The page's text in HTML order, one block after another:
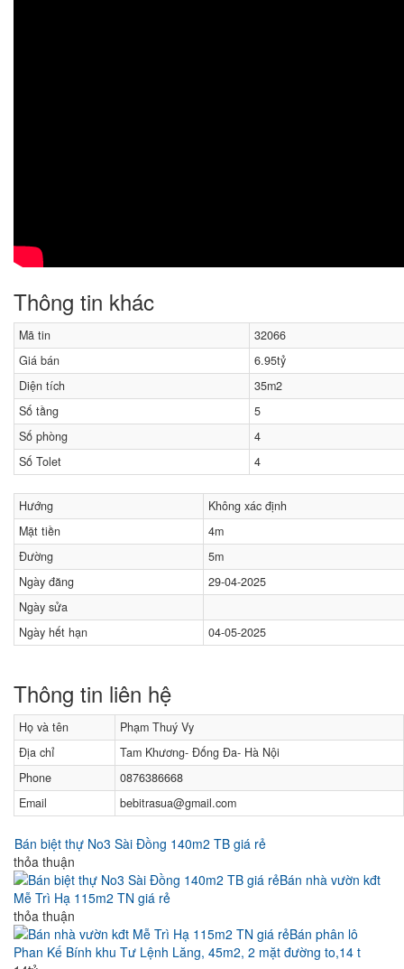
Thông tin khác
Mã tin
32066
Giá bán
6.95tỷ
Diện tích
35m2
Số tầng
5
Số phòng
4
Số Tolet
4
Hướng
Không xác định
Mặt tiền
4m
Đường
5m
Ngày đăng
29-04-2025
Ngày sửa
Ngày hết hạn
04-05-2025
Thông tin liên hệ
Họ và tên
Phạm Thuý Vy
Địa chỉ
Tam Khương- Đống Đa- Hà Nội
Phone
0876386668
Email
bebitrasua@gmail.com
Bán biệt thự No3 Sài Đồng 140m2 TB giá rẻ
thỏa thuận
Bán nhà vườn kđt
Mễ Trì Hạ 115m2 TN giá rẻ
thỏa thuận
Bán phân lô
Phan Kế Bính khu Tư Lệnh Lăng, 45m2, 2 mặt đường to,14 t